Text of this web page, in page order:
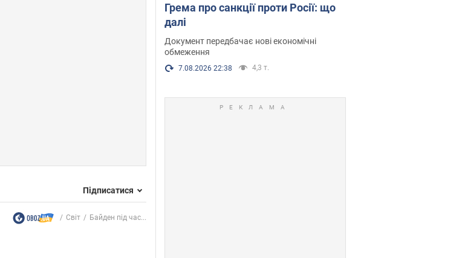
Підписатися
Світ Байден під час...
Грема про санкції проти Росії: що
далі
Документ передбачає нові економічні
обмеження
7.08.2026 22:38 4,3 т.